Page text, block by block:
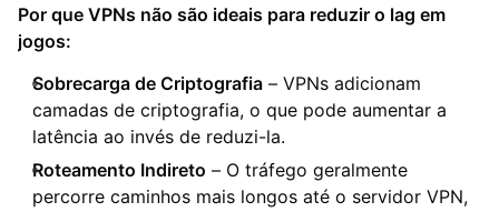
Por que VPNs não são ideais para reduzir o lag em
jogos:
Sobrecarga de Criptografia – VPNs adicionam
camadas de criptografia, o que pode aumentar a
latência ao invés de reduzi-la.
Roteamento Indireto – O tráfego geralmente
percorre caminhos mais longos até o servidor VPN,